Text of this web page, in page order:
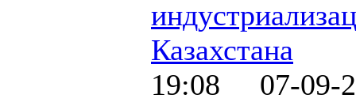
Казахстана
19:08 07-09-